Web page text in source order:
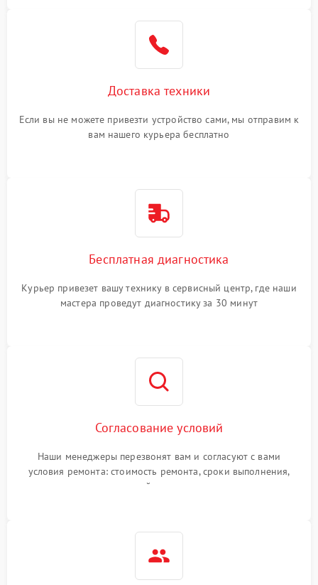
Доставка техники
Если вы не можете привезти устройство сами, мы отправим к
вам нашего курьера бесплатно
Бесплатная диагностика
Курьер привезет вашу технику в сервисный центр, где наши
мастера проведут диагностику за 30 минут
Согласование условий
Наши менеджеры перезвонят вам и согласуют с вами
условия ремонта: стоимость ремонта, сроки выполнения,
гарантийные условия